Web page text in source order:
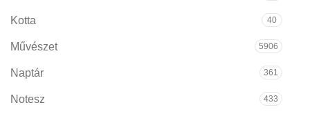
Kotta 40
Művészet 5906
Naptár 361
Notesz 433